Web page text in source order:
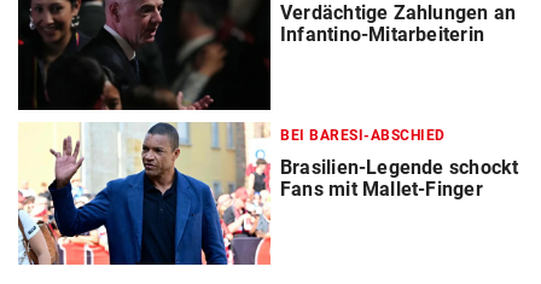
Verdächtige Zahlungen an
Infantino-Mitarbeiterin
BEI BARESI-ABSCHIED
Brasilien-Legende schockt
Fans mit Mallet-Finger